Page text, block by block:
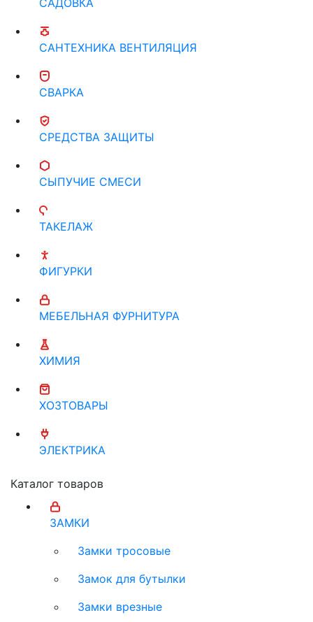
САНТЕХНИКА ВЕНТИЛЯЦИЯ
СВАРКА
СРЕДСТВА ЗАЩИТЫ
СЫПУЧИЕ СМЕСИ
ТАКЕЛАЖ
ФИГУРКИ
МЕБЕЛЬНАЯ ФУРНИТУРА
ХИМИЯ
ХОЗТОВАРЫ
ЭЛЕКТРИКА
Каталог товаров
ЗАМКИ
Замки тросовые
Замок для бутылки
Замки врезные